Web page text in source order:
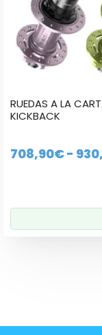
RUEDAS A LA
KICKBACK
708,90€-
producto